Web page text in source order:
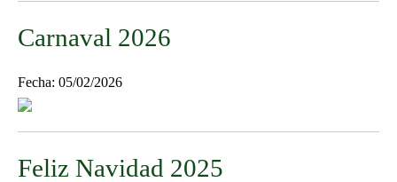
Carnaval 2026
Fecha: 05/02/2026
Feliz Navidad 2025